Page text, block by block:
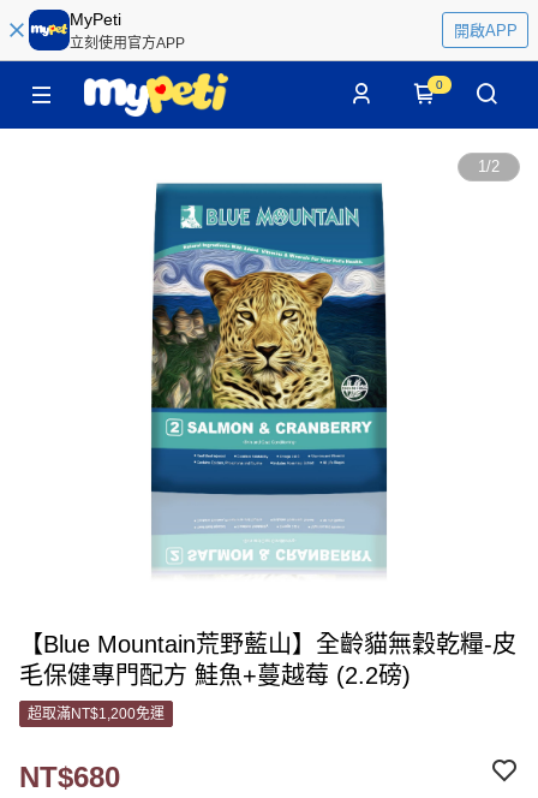
MyPeti
立刻使用官方APP
開啟APP
0
1/2
【Blue Mountain荒野藍山】全齡貓無穀乾糧-皮
毛保健專門配方 鮭魚+蔓越莓 (2.2磅)
超取滿NT$1,200免運
NT$680